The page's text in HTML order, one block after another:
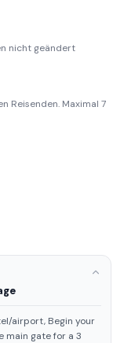
nicht geändert
Reisenden. Maximal 7
airport, Begin your
main gate for a 3